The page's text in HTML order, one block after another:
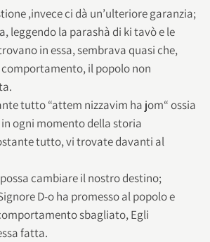
,invece ci dà un’ulteriore garanzia;
leggendo la parashà di ki tavò e le
in essa, sembrava quasi che,
il popolo non
tutto “attem nizzavim ha jom“ ossia
in ogni momento della storia
tutto, vi trovate davanti al
possa cambiare il nostro destino;
D-o ha promesso al popolo e
sbagliato, Egli
fatta.